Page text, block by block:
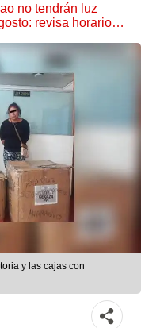
no tendrán luz
revisa horarios y
y las cajas con